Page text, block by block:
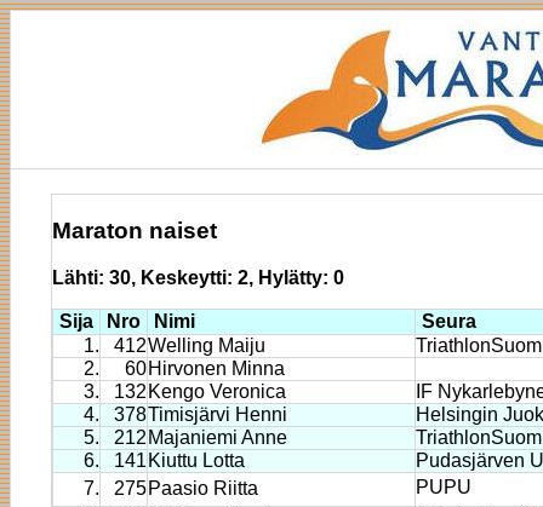
Maraton naiset
Lähti: 30, Keskeytti: 2, Hylätty: 0
Sija Nro Nimi
Seura
1.
412Welling Maiju
2.
60 Hirvonen Minna
3.
132 Kengo Veronica
IF
4.
378Timisjärvi Henni
Helsingin
5.
212 Majaniemi Anne
6.
141 Kiuttu Lotta
Pudasjärven
7.
275 Paasio Riitta
PUPU